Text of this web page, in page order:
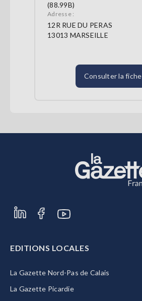
(88.99B)
Adresse :
12R RUE DU PERAS
13013 MARSEILLE
Consulter la fiche
EDITIONS LOCALES
La Gazette Nord-Pas de Calais
La Gazette Picardie